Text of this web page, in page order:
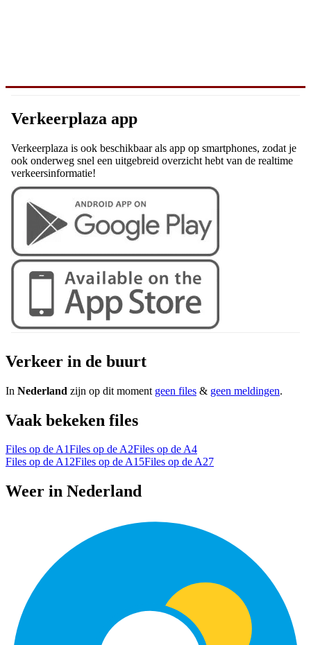
Verkeerplaza app
Verkeerplaza is ook beschikbaar als app op smartphones, zodat je
ook onderweg snel een uitgebreid overzicht hebt van de realtime
verkeersinformatie!
Verkeer in de buurt
In Nederland zijn op dit moment geen files & geen meldingen.
Vaak bekeken files
Files op de A1Files op de A2Files op de A4
Files op de A12Files op de A15Files op de A27
Weer in Nederland